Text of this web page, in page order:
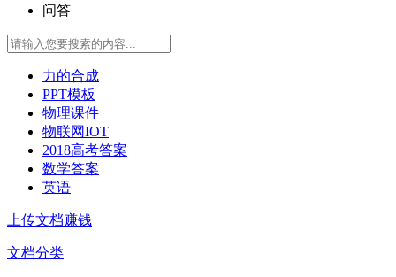
问答
力的合成
PPT模板
物理课件
物联网IOT
2018高考答案
数学答案
英语
上传文档赚钱
文档分类